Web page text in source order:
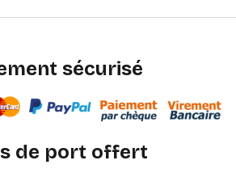
sécurisé
de port offert